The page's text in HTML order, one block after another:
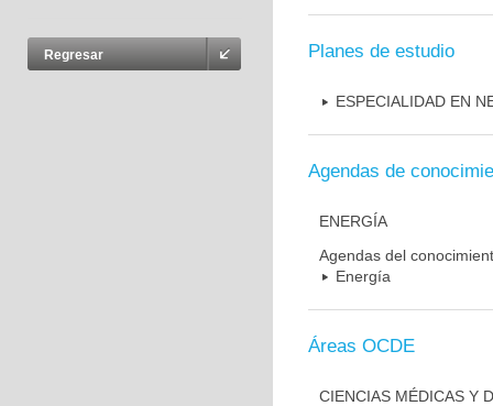
Regresar Planes de estudio
ESPECIALIDAD EN
Agendas de
ENERGÍA
Agendas del
Energía
Áreas OCDE
CIENCIAS MÉDICAS Y